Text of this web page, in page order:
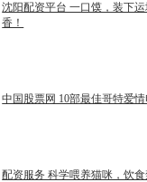
沈阳配资平台 一口馍，装下
香！
中国股票网 10部最佳哥特爱
配资服务 科学喂养猫咪，饮